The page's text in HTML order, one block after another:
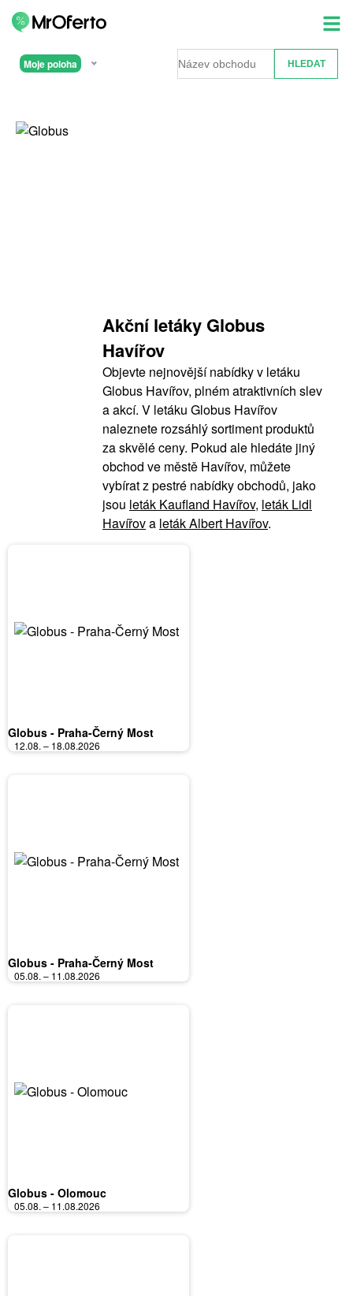
Moje poloha
Akční letáky Globus
Havířov
Objevte nejnovější nabídky v letáku
Globus Havířov, plném atraktivních slev
a akcí. V letáku Globus Havířov
naleznete rozsáhlý sortiment produktů
za skvělé ceny. Pokud ale hledáte jiný
obchod ve městě Havířov, můžete
vybírat z pestré nabídky obchodů, jako
jsou leták Kaufland Havířov, leták Lidl
Havířova leták Albert Havířov.
Globus - Praha-Černý Most
12.08. – 18.08.2026
Globus - Praha-Černý Most
05.08. – 11.08.2026
Globus - Olomouc
05.08. – 11.08.2026